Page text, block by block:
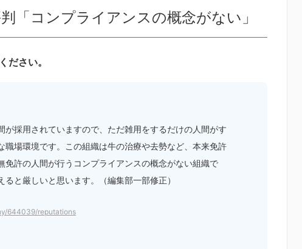
「コンプライアンスの概念がない」
ださい。
が採用されていますので、ただ雑用をするだけの人間がす
職場環境です。この組織は牛の治療や去勢など、本来免許
免許の人間が行うコンプライアンスの概念がない組織で
と厳しいと思います。（編集部一部修正）
644039/reputations